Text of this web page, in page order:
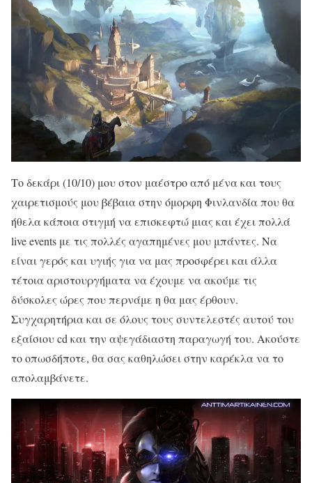
Το δεκάρι (10/10) μου στον μαέστρο από μένα και τους
χαιρετισμούς μου βέβαια στην όμορφη Φινλανδία που θα
ήθελα κάποια στιγμή να επισκεφτώ μιας και έχει πολλά
live events με τις πολλές αγαπημένες μου μπάντες. Να
είναι γερός και υγιής για να μας προσφέρει και άλλα
τέτοια αριστουργήματα να έχουμε να ακούμε τις
δύσκολες ώρες που περνάμε η θα μας έρθουν.
Συγχαρητήρια και σε όλους τους συντελεστές αυτού του
εξαίσιου cd και την αψεγάδιαστη παραγωγή του. Ακούστε
το οπωσδήποτε, θα σας καθηλώσει στην καρέκλα να το
απολαμβάνετε.